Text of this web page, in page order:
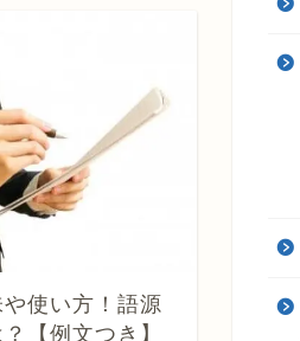
や使い方！語源
【例文つき】